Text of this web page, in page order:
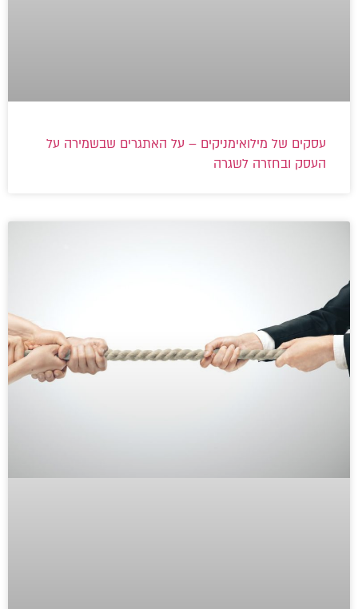
עסקים של מילואימניקים – על האתגרים שבשמירה על
העסק ובחזרה לשגרה